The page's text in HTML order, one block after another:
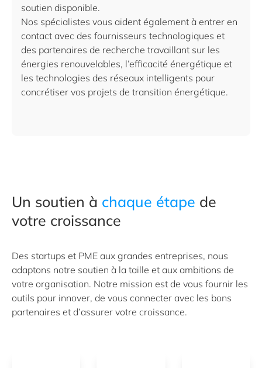
soutien disponible.
Nos spécialistes vous aident également à entrer en
contact avec des fournisseurs technologiques et
des partenaires de recherche travaillant sur les
énergies renouvelables, l’efficacité énergétique et
les technologies des réseaux intelligents pour
concrétiser vos projets de transition énergétique.
Un soutien à chaque étape de
votre croissance
Des startups et PME aux grandes entreprises, nous
adaptons notre soutien à la taille et aux ambitions de
votre organisation. Notre mission est de vous fournir les
outils pour innover, de vous connecter avec les bons
partenaires et d’assurer votre croissance.